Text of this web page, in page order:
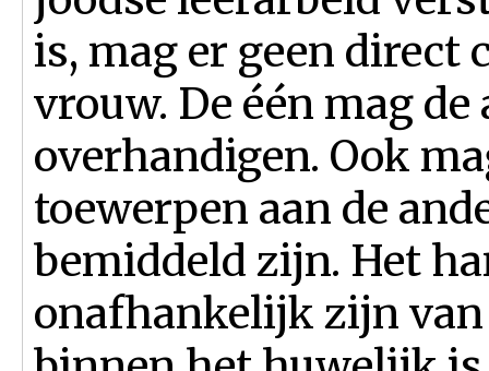
is, mag er geen direct
vrouw. De één mag
overhandigen. Ook
toewerpen aan de
bemiddeld zijn. Het
onafhankelijk zijn van